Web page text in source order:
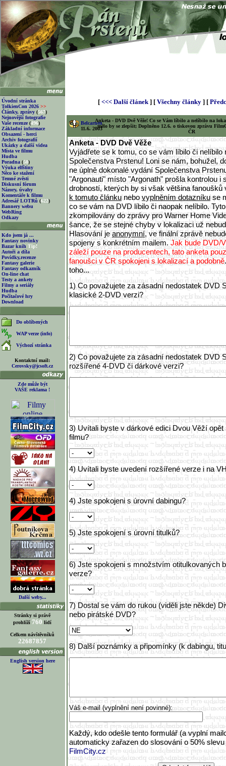
Úvodní stránka
TolkienCon 2026 >>
Články, zprávy (567)
Nejnovější fotografie
Vaše recenze (496)
Základní informace
Obsazení - herci
Archiv fotografií
Ukázky a další videa
Místa ve filmu
Hudba
Poradna (50)
Výuka elfštiny
Něco ke stažení
Temné zvěsti
Diskusní fórum
Názory, úvahy
Komentáře k filmu
Adresář LOTRů (622)
Bannery webu
WebRing
Odkazy
Kdo jsem já ...
Fantasy novinky
Bazar knih Tip!
Autoři a díla
Povídky,recenze
Fantasy galerie
Fantasy odkazník
On-line chat
Testy a ankety
Filmy a seriály
Hudba
Počítačové hry
Download
Do oblíbených
WAP verze (info)
Výchozí stránka
Kontaktní mail:
Cerovsky@jcsoft.cz
Zde může být
VAŠE reklama !
Další weby...
Stránky si právě
prohlíží 760 lidí
Celkem návštěvníků
22687857
English version here
[ <<< Další článek] [ Všechny články ] [
Belcarnen
11.6. 2003
Anketa - DVD Dvě Věže! Co se Vám líbilo a nelíbilo na
mělo by se zlepšit; Doplněno 12.6. o tiskovou zprávu
ČR
Anketa - DVD Dvě Věže
Vyjádřete se k tomu, co se vám líbilo či nelíbilo
Společenstva Prstenu! Loni se nám, bohužel,
ne úplně dokonalé vydání Společenstva
"Argonauti" místo "Argonath" prošla kontrolou i
drobností, kterých by si však většina
k tomuto článku nebovyplněním dotazníkuse
co se vám na DVD líbilo či naopak nelíbilo.
zkompilovány do zprávy pro Warner Home
šance, že se stejné chyby v lokalizaci už
Hlasování jeanonymní, ve finální zprávě
spojeny s konkrétním mailem.Jak bude DVD/
záleží pouze na producentech, tato anketa
fanoušci v ČR spokojeni s lokalizací a podobně
toho...
1) Co považujete za zásadní nedostatek DVD
klasické 2-DVD verzi?
2) Co považujete za zásadní nedostatek DVD
rozšířené 4-DVD či dárkové verzi?
3) Uvítali byste v dárkové edici Dvou Věží
filmu?
4) Uvítali byste uvedení rozšířené verze i na
4) Jste spokojeni s úrovní dabingu?
5) Jste spokojení s úrovní titulků?
6) Jste spokojeni s množstvím otitulkovaných
verze?
7) Dostal se vám do rukou (viděli jste někde)
nebo pirátské DVD?
8) Další poznámky a připomínky (k dabingu,
Váš e-mail (vyplnění není povinné):
Každý, kdo odešle tento formulář (a vyplní
automaticky zařazen do slosování o 50%
FilmCity.cz